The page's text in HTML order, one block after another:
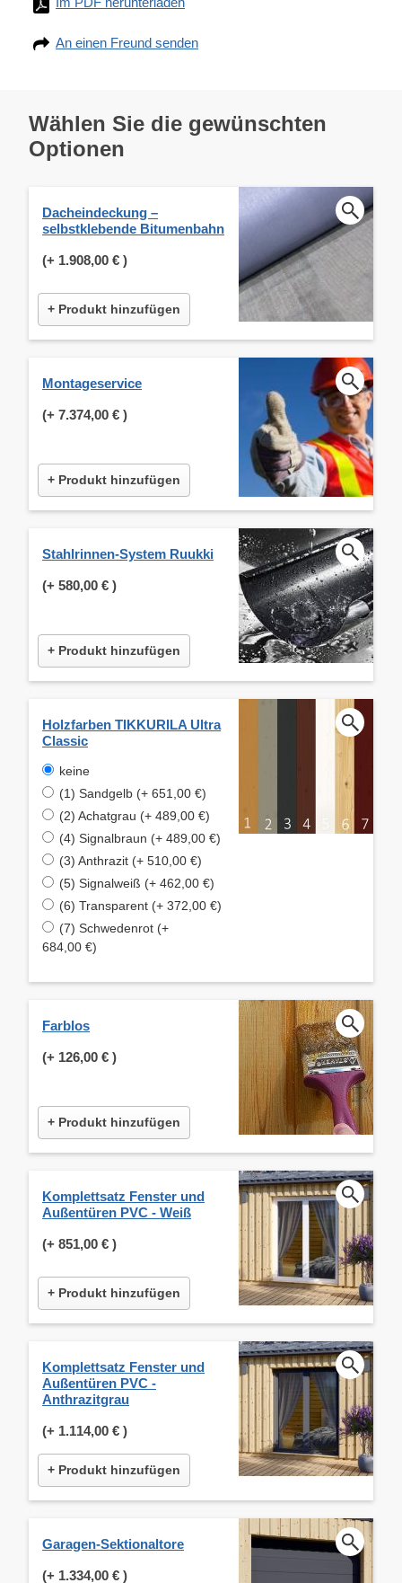
An einen Freund senden
Wählen Sie die gewünschten
Optionen
Dacheindeckung –
selbstklebende Bitumenbahn
(+ 1.908,00 € )
+ Produkt hinzufügen
Montageservice
(+ 7.374,00 € )
+ Produkt hinzufügen
Stahlrinnen-System Ruukki
(+ 580,00 € )
+ Produkt hinzufügen
Holzfarben TIKKURILA Ultra
Classic
keine
(1) Sandgelb (+ 651,00 €)
(2) Achatgrau (+ 489,00 €)
(4) Signalbraun (+ 489,00 €)
(3) Anthrazit (+ 510,00 €)
(5) Signalweiß (+ 462,00 €)
(6) Transparent (+ 372,00 €)
(7) Schwedenrot (+
684,00 €)
Farblos
(+ 126,00 € )
+ Produkt hinzufügen
Komplettsatz Fenster und
Außentüren PVC - Weiß
(+ 851,00 € )
+ Produkt hinzufügen
Komplettsatz Fenster und
Außentüren PVC -
Anthrazitgrau
(+ 1.114,00 € )
+ Produkt hinzufügen
Garagen-Sektionaltore
(+ 1.334,00 € )